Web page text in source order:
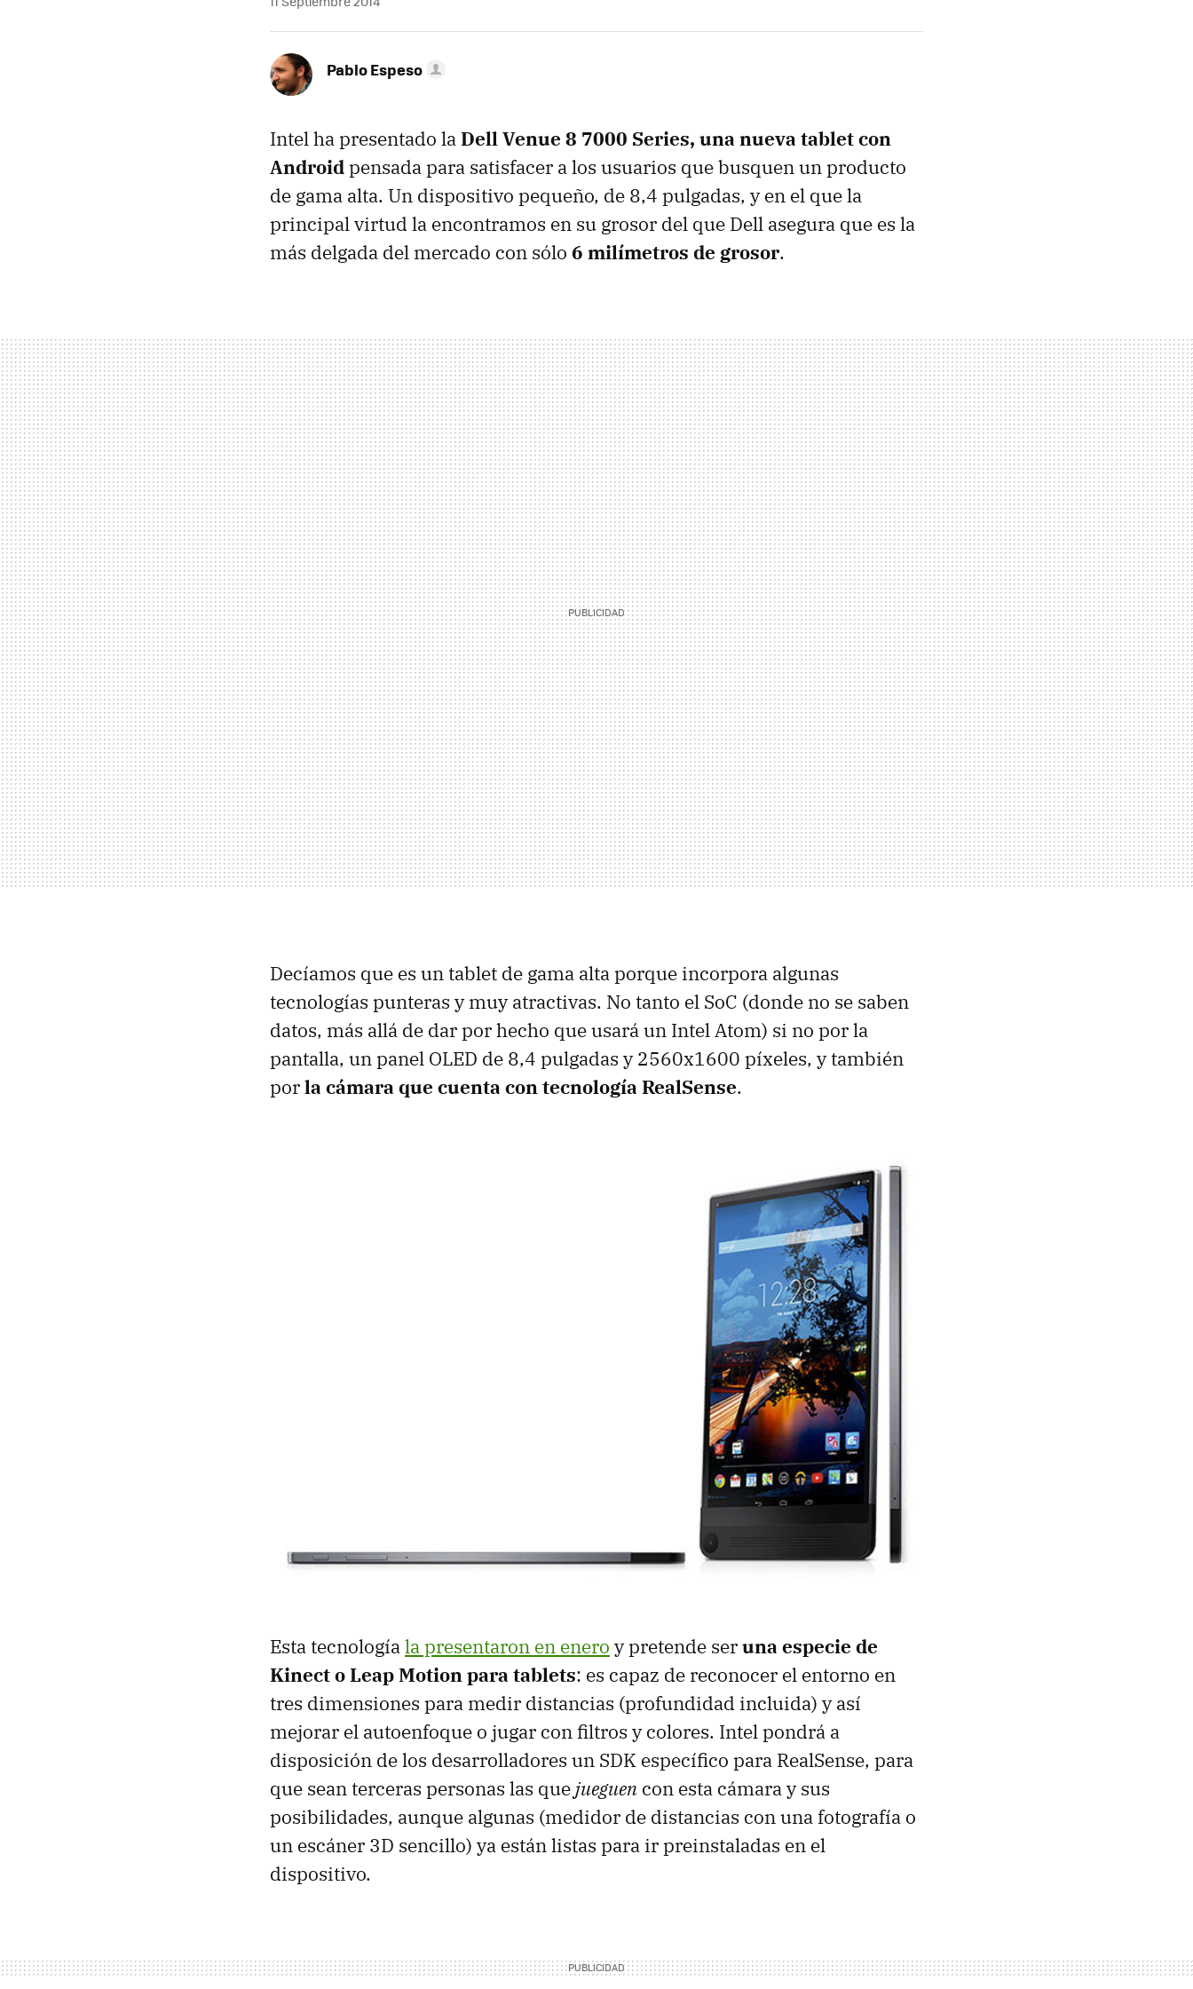
Pablo Espeso
Intel ha presentado laDell Venue 8 7000 Series, una nueva tablet con
Androidpensada para satisfacer a los usuarios que busquen un producto
de gama alta. Un dispositivo pequeño, de 8,4 pulgadas, y en el que la
principal virtud la encontramos en su grosor del que Dell asegura que es la
más delgada del mercado con sólo 6 milímetros de grosor.
Decíamos que es un tablet de gama alta porque incorpora algunas
tecnologías punteras y muy atractivas. No tanto el SoC (donde no se saben
datos, más allá de dar por hecho que usará un Intel Atom) si no por la
pantalla, un panel OLED de 8,4 pulgadas y 2560x1600 píxeles, y también
porla cámara que cuenta con tecnología RealSense.
Esta tecnología la presentaron en enero y pretende seruna especie de
Kinect o Leap Motion para tablets: es capaz de reconocer el entorno en
tres dimensiones para medir distancias (profundidad incluida) y así
mejorar el autoenfoque o jugar con filtros y colores. Intel pondrá a
disposición de los desarrolladores un SDK específico para RealSense, para
que sean terceras personas las que jueguen con esta cámara y sus
posibilidades, aunque algunas (medidor de distancias con una fotografía o
un escáner 3D sencillo) ya están listas para ir preinstaladas en el
dispositivo.